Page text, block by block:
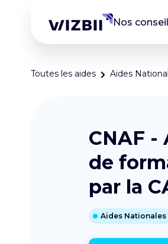
Nos
Toutes les aides Aides
CNAF -
de
par la
Aides Nationales